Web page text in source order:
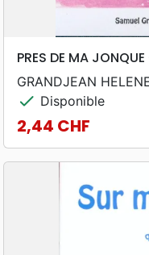
PRES DE MA
GRANDJEAN
check Disponible
Prix
2,44 CHF